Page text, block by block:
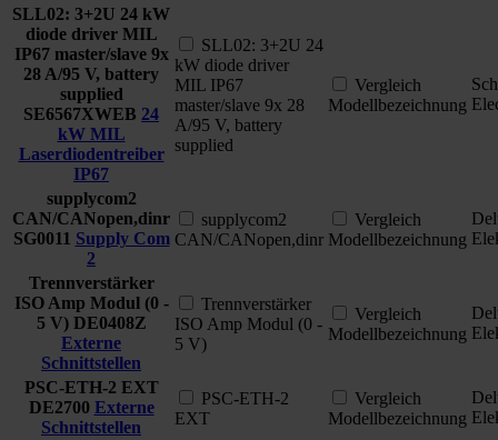
SLL02: 3+2U 24 kW
diode driver MIL
IP67 master/slave 9x
28 A/95 V, battery
supplied
SE6567XWEB 24
kW MIL
Laserdiodentreiber
IP67
SLL02: 3+2U 24
kW diode driver
MIL IP67
master/slave 9x 28
A/95 V, battery
supplied
Vergleich
Modellbezeichnung
supplycom2
CAN/CANopen,dinr
SG0011 Supply Com
2
supplycom2
CAN/CANopen,dinr
Vergleich
Modellbezeichnung
Trennverstärker
ISO Amp Modul (0 -
5 V) DE0408Z
Externe
Schnittstellen
Trennverstärker
ISO Amp Modul (0 -
5 V)
Vergleich
Modellbezeichnung
PSC-ETH-2 EXT
DE2700 Externe
Schnittstellen
PSC-ETH-2
EXT
Vergleich
Modellbezeichnung